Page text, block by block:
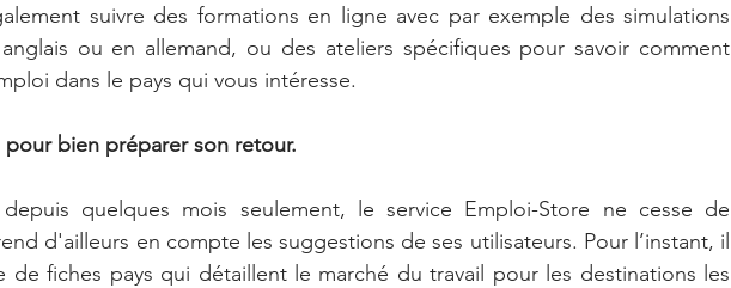
suivre des formations en ligne avec par exemple des simulations
ou en allemand, ou des ateliers spécifiques pour savoir comment
dans le pays qui vous intéresse.
pour bien préparer son retour.
quelques mois seulement, le service Emploi-Store ne cesse de
d'ailleurs en compte les suggestions de ses utilisateurs. Pour l’instant, il
de fiches pays qui détaillent le marché du travail pour les destinations les